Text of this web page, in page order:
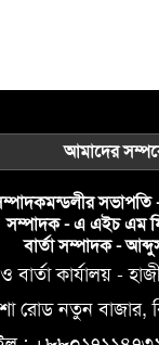
আমাদের
সভাপতি
সম্পাদক - এ এইচ এম
বার্তা সম্পাদক -
বার্তা কার্যালয় -
রোড নতুন বাজার,